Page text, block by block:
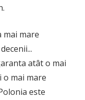
mai mare
atât o mai
o mai mare
este